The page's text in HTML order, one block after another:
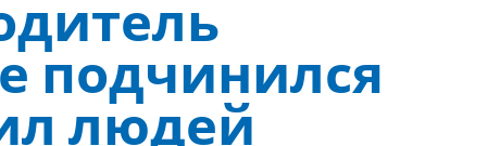
подчинился
людей